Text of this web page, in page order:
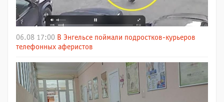
06.08 17:00 В Энгельсе поймали подростков-курьеров
телефонных аферистов